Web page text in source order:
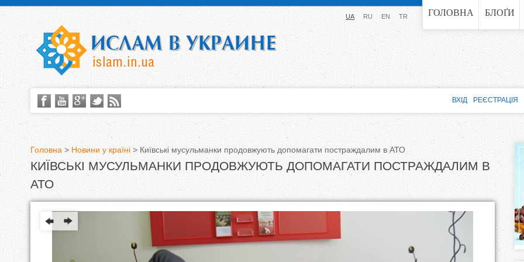
Jump to navigation ГОЛОВНА БЛОҐИ
UA RU EN TR
В
и
Головна > Новини у країні > Київські мусульманки продовжують допомагати постраждалим в АТО
КИЇВСЬКІ МУСУЛЬМАНКИ ПРОДОВЖУЮТЬ ДОПОМАГАТИ ПОСТРАЖДАЛИМ В
АТО
ВХІД РЕЄСТРАЦІЯ